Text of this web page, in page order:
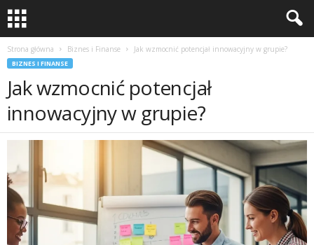
Strona główna Biznes i Finanse Jak wzmocnić potencjał innowacyjny w grupie?
BIZNES I FINANSE
Jak wzmocnić potencjał
innowacyjny w grupie?